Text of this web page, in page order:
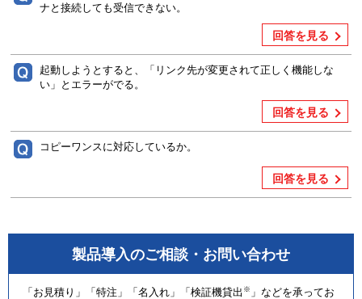
ナと接続しても受信できない。
回答を見る
起動しようとすると、「リンク先が変更されて正しく機能しな
い」とエラーがでる。
回答を見る
コピーワンスに対応しているか。
回答を見る
製品導入のご相談・お問い合わせ
「お見積り」「特注」「名入れ」「検証機貸出 ※ 」などを承ってお